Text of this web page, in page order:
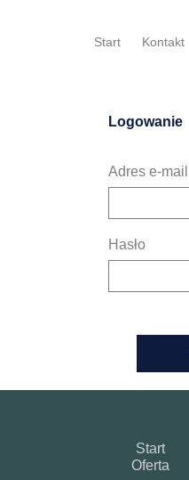
Start Kontakt
Logowanie
Adres e-mail
Hasło
Start
Oferta